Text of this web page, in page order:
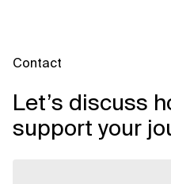
Contact
Let’s discuss
support your